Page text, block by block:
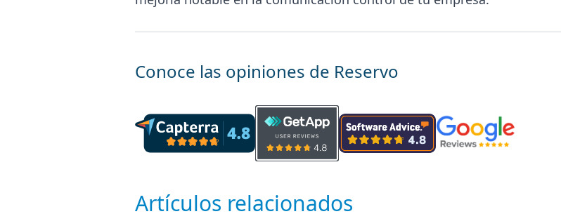
Conoce las opiniones de Reservo
Artículos relacionados